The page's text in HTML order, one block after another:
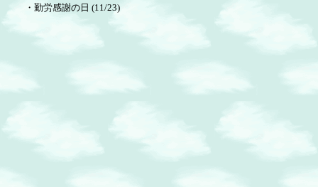
・ 勤労感謝の日 (11/23)